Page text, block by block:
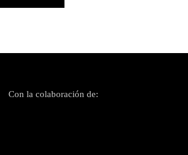
Con la colaboración de: